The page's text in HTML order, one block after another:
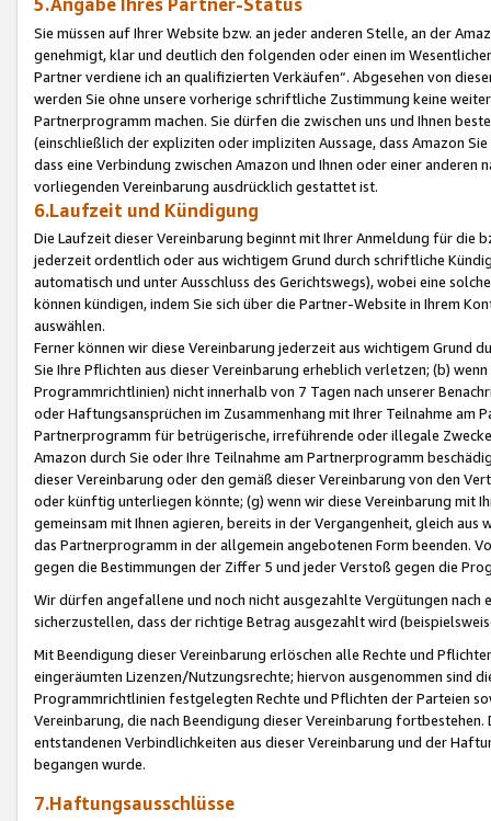
5.Angabe Ihres Partner-Status
Sie müssen auf Ihrer Website bzw. an jeder anderen Stelle, an der
genehmigt, klar und deutlich den folgenden oder einen im
Partner verdiene ich an qualifizierten Verkäufen“. Abgesehen von
werden Sie ohne unsere vorherige schriftliche Zustimmung keine
Partnerprogramm machen. Sie dürfen die zwischen uns und Ihnen
(einschließlich der expliziten oder impliziten Aussage, dass Amazon
dass eine Verbindung zwischen Amazon und Ihnen oder einer
vorliegenden Vereinbarung ausdrücklich gestattet ist.
6.Laufzeit und Kündigung
Die Laufzeit dieser Vereinbarung beginnt mit Ihrer Anmeldung für die
jederzeit ordentlich oder aus wichtigem Grund durch schriftliche
automatisch und unter Ausschluss des Gerichtswegs), wobei eine
können kündigen, indem Sie sich über die Partner-Website in Ihrem
auswählen.
Ferner können wir diese Vereinbarung jederzeit aus wichtigem Grund
Sie Ihre Pflichten aus dieser Vereinbarung erheblich verletzen; (b)
Programmrichtlinien) nicht innerhalb von 7 Tagen nach unserer
oder Haftungsansprüchen im Zusammenhang mit Ihrer Teilnahme am
Partnerprogramm für betrügerische, irreführende oder illegale
Amazon durch Sie oder Ihre Teilnahme am Partnerprogramm
dieser Vereinbarung oder den gemäß dieser Vereinbarung von den
oder künftig unterliegen könnte; (g) wenn wir diese Vereinbarung mit
gemeinsam mit Ihnen agieren, bereits in der Vergangenheit, gleich
das Partnerprogramm in der allgemein angebotenen Form beenden.
gegen die Bestimmungen der Ziffer 5 und jeder Verstoß gegen die
Wir dürfen angefallene und noch nicht ausgezahlte Vergütungen
sicherzustellen, dass der richtige Betrag ausgezahlt wird
Mit Beendigung dieser Vereinbarung erlöschen alle Rechte und
eingeräumten Lizenzen/Nutzungsrechte; hiervon ausgenommen sind
Programmrichtlinien festgelegten Rechte und Pflichten der Parteien
Vereinbarung, die nach Beendigung dieser Vereinbarung
entstandenen Verbindlichkeiten aus dieser Vereinbarung und der
begangen wurde.
7.Haftungsausschlüsse